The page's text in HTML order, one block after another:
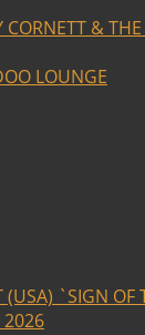
CORNETT &
LOUNGE
(USA) `SIGN OF